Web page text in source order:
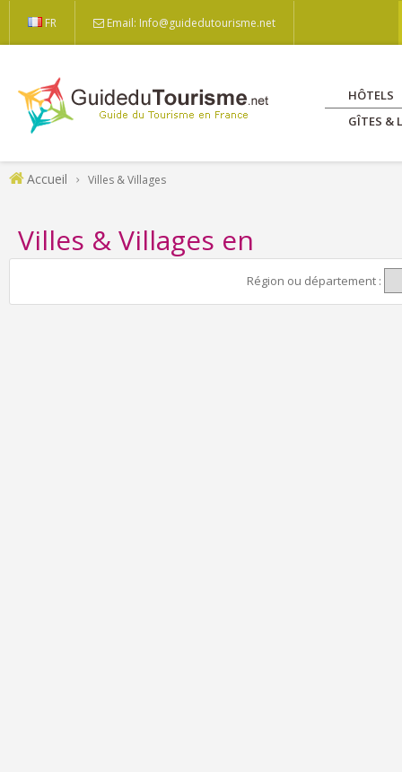
FR Email: Info@guidedutourisme.net
HÔTELS
GÎTES &
Accueil Villes & Villages
Villes & Villages en
Région ou département :